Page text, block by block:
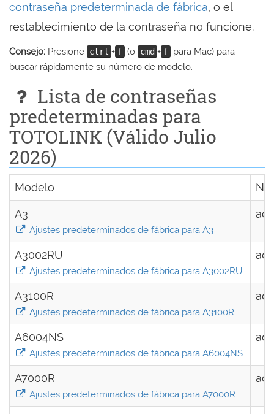
contraseña predeterminada de fábrica, o el
restablecimiento de la contraseña no funcione.
Consejo: Presione ctrl + f (o cmd + f para Mac) para
buscar rápidamente su número de modelo.
Lista de contraseñas
predeterminadas para
TOTOLINK (Válido Julio
2026)
Modelo
A3
Ajustes predeterminados de fábrica para A3
A3002RU
Ajustes predeterminados de fábrica para A3002RU
A3100R
Ajustes predeterminados de fábrica para A3100R
A6004NS
Ajustes predeterminados de fábrica para A6004NS
A7000R
Ajustes predeterminados de fábrica para A7000R